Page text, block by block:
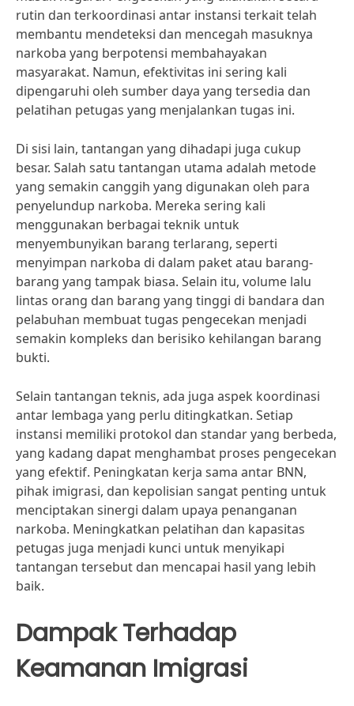
rutin dan terkoordinasi antar instansi terkait telah
membantu mendeteksi dan mencegah masuknya
narkoba yang berpotensi membahayakan
masyarakat. Namun, efektivitas ini sering kali
dipengaruhi oleh sumber daya yang tersedia dan
pelatihan petugas yang menjalankan tugas ini.
Di sisi lain, tantangan yang dihadapi juga cukup
besar. Salah satu tantangan utama adalah metode
yang semakin canggih yang digunakan oleh para
penyelundup narkoba. Mereka sering kali
menggunakan berbagai teknik untuk
menyembunyikan barang terlarang, seperti
menyimpan narkoba di dalam paket atau barang-
barang yang tampak biasa. Selain itu, volume lalu
lintas orang dan barang yang tinggi di bandara dan
pelabuhan membuat tugas pengecekan menjadi
semakin kompleks dan berisiko kehilangan barang
bukti.
Selain tantangan teknis, ada juga aspek koordinasi
antar lembaga yang perlu ditingkatkan. Setiap
instansi memiliki protokol dan standar yang berbeda,
yang kadang dapat menghambat proses pengecekan
yang efektif. Peningkatan kerja sama antar BNN,
pihak imigrasi, dan kepolisian sangat penting untuk
menciptakan sinergi dalam upaya penanganan
narkoba. Meningkatkan pelatihan dan kapasitas
petugas juga menjadi kunci untuk menyikapi
tantangan tersebut dan mencapai hasil yang lebih
baik.
Dampak Terhadap
Keamanan Imigrasi